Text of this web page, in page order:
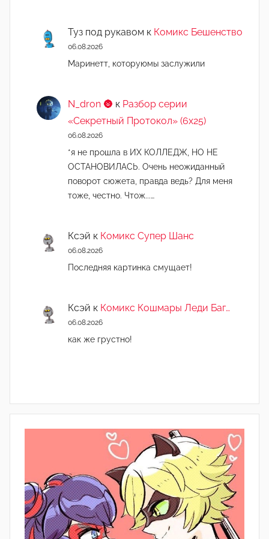
Туз под рукавом к Комикс Бешенство
06.08.2026
Маринетт, которуюмы заслужили
N_dron 🌚 к Разбор серии
«Секретный Протокол» (6х25)
06.08.2026
*я не прошла в ИХ КОЛЛЕДЖ, НО НЕ
ОСТАНОВИЛАСЬ. Очень неожиданный
поворот сюжета, правда ведь? Для меня
тоже, честно. Чтож...…
Ксэй к Комикс Супер Шанс
06.08.2026
Последняя картинка смущает!
Ксэй к Комикс Кошмары Леди Баг…
06.08.2026
как же грустно!